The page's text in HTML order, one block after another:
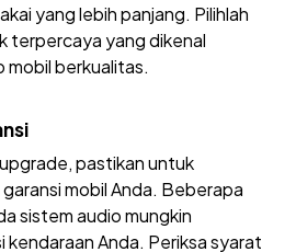
yang lebih panjang. Pilihlah
terpercaya yang dikenal
mobil berkualitas.
pastikan untuk
mobil Anda. Beberapa
sistem audio mungkin
kendaraan Anda. Periksa syarat